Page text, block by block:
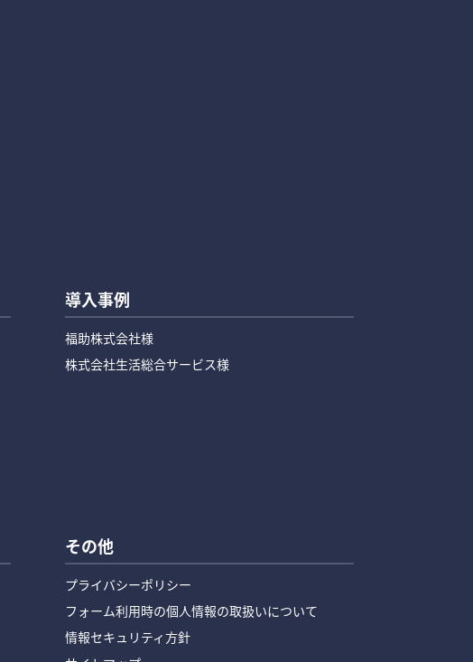
導入事例
福助株式会社様
株式会社生活総合サービス様
その他
プライバシーポリシー
フォーム利用時の個人情報の取扱いについて
情報セキュリティ方針